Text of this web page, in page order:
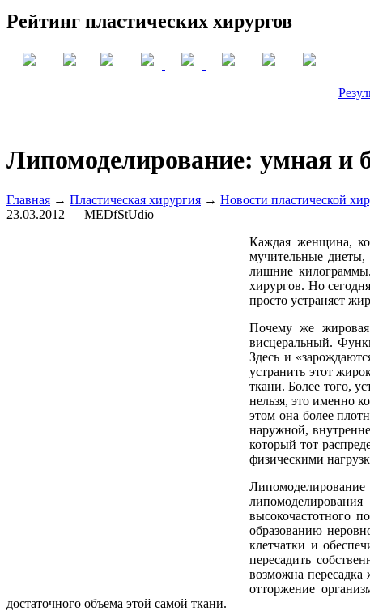
Рейтинг пластических хирургов
Липомоделирование: умная и
Главная → Пластическая хирургия → Новости пластической
23.03.2012 — MEDfStUdio
Каждая женщина,
мучительные диеты,
лишние
хирургов. Но
просто устраняет
Почему же
висцеральный.
Здесь и
устранить этот
ткани. Более того,
нельзя, это именно
этом она более
наружной,
который тот
физическими
высокочастотного
образованию
клетчатки и
пересадить
возможна пересадка
отторжение
достаточного объема этой самой ткани.